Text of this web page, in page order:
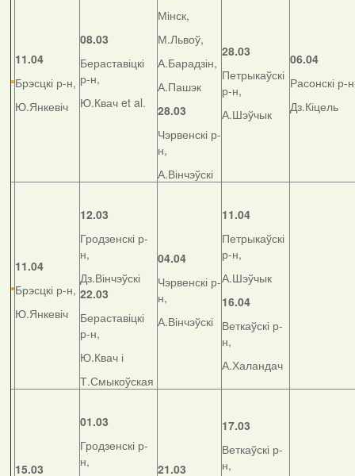
11.04
Брэсцкі р-н,
Ю.Янкевіч
08.03
Бераставіцкі
р-н,
Ю.Квач et al.
Мінск,
М.Львоў,
А.Барадзін,
А.Пашэк
28.03
Чэрвенскі р-
н,
А.Вінчэўскі
28.03
Петрыкаўскі
р-н,
А.Шэўчык
06.04
Расонскі р-
Дз.Кіцель
11.04
Брэсцкі р-н,
Ю.Янкевіч
12.03
Гродзенскі р-
н,
Дз.Вінчэўскі
22.03
Бераставіцкі
р-н,
Ю.Квач і
Т.Смыкоўская
04.04
Чэрвенскі р-
н,
А.Вінчэўскі
11.04
Петрыкаўскі
р-н,
А.Шэўчык
16.04
Веткаўскі р-
н,
А.Халандач
15.03
01.03
Гродзенскі р-
н,
21.03
17.03
Веткаўскі р-
н,